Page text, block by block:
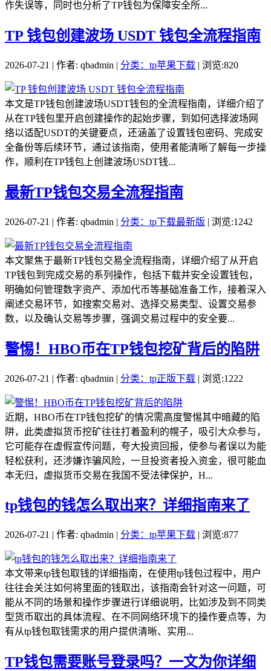
作失误等，同时也分析了TP钱包为保障安全所...
TP 钱包创建波场 USDT 钱包全流程指南
2026-07-21 | 作者: qbadmin | 分类：tp苹果下载 | 浏览:820
本文是TP钱包创建波场USDT钱包的全流程指南，详细介绍了
从在TP钱包里开启创建操作的起始步骤，到如何选择波场网
络以适配USDT的关键要点，还涵盖了设置钱包密码、完成安
全备份等后续环节，通过该指南，使用者能清晰了解每一步操
作，顺利在TP钱包上创建波场USDT钱...
最新TP钱包交易全流程指南
2026-07-21 | 作者: qbadmin | 分类：tp下载最新版 | 浏览:1242
本文聚焦于最新TP钱包交易全流程指南，详细介绍了从开启
TP钱包到完成交易的系列操作，包括下载并安全设置钱包，
明确如何管理数字资产、添加代币等基础准备工作，接着深入
阐述交易环节，如搜索交易对、选择交易类型、设置交易参
数，以及确认交易等步骤，强调交易过程中的安全要...
警惕！HBO币在TP钱包挖矿背后的陷阱
2026-07-21 | 作者: qbadmin | 分类：tp正版下载 | 浏览:1222
近期，HBO币在TP钱包挖矿的情况需高度警惕其中暗藏的陷
阱，此类虚拟货币挖矿往往打着盈利的幌子，吸引大众参与，
它可能存在虚假宣传问题，夸大投资回报，使参与者误以为能
轻松获利，还涉嫌诈骗风险，一旦投资者投入资金，很可能血
本无归，虚拟货币交易在我国不受法律保护，H...
tp钱包的钱怎么取出来？详细指南来了
2026-07-21 | 作者: qbadmin | 分类：tp苹果下载 | 浏览:877
本文带来tp钱包取钱的详细指南，在使用tp钱包过程中，用户
往往会关注如何将里面的钱取出，该指南会针对这一问题，可
能从不同的场景和操作步骤进行详细说明，比如涉及到不同类
型货币取出的具体流程、在不同网络环境下的操作要点等，为
有从tp钱包取钱需求的用户提供清晰、实用...
TP钱包需要账号登录吗？一文为你详细